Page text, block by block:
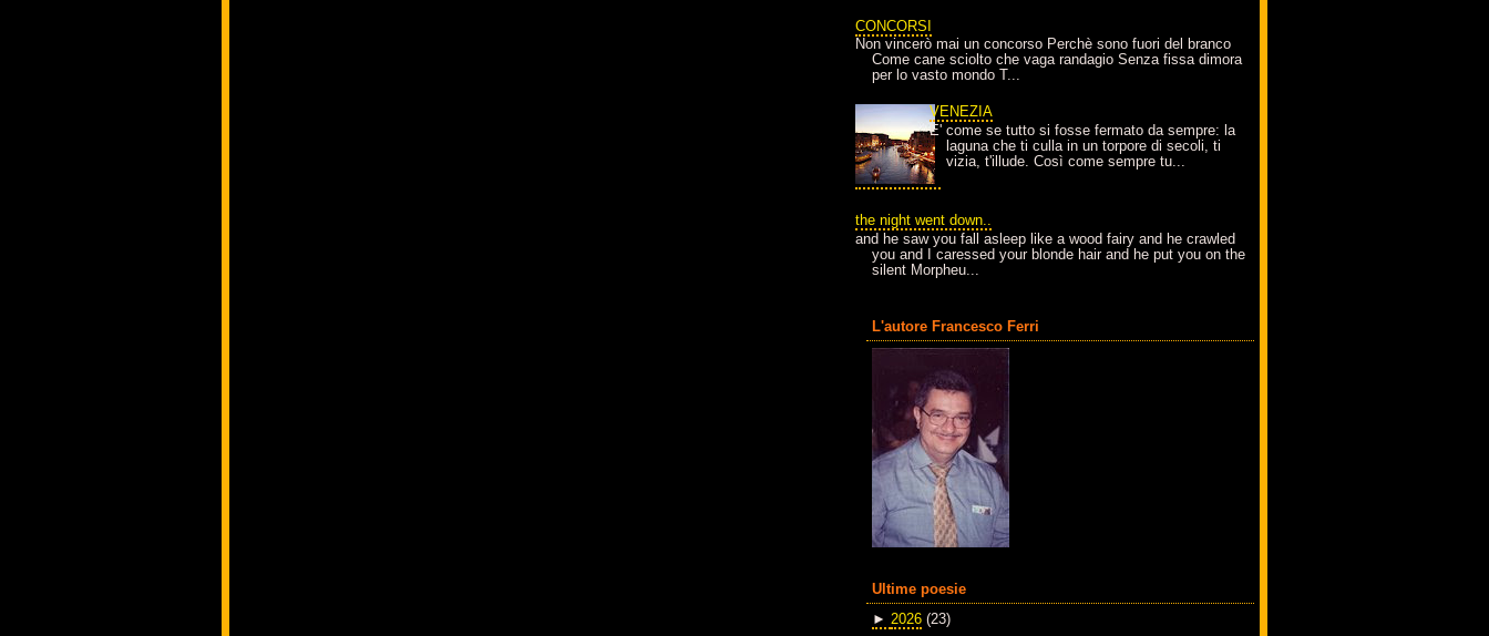
CONCORSI
Non vincerò mai un concorso Perchè sono fuori del branco
Come cane sciolto che vaga randagio Senza fissa dimora
per lo vasto mondo T...
VENEZIA
E' come se tutto si fosse fermato da sempre: la
laguna che ti culla in un torpore di secoli, ti
vizia, t'illude. Così come sempre tu...
the night went down..
and he saw you fall asleep like a wood fairy and he crawled
you and I caressed your blonde hair and he put you on the
silent Morpheu...
L'autore Francesco Ferri
Ultime poesie
► 2026 (23)